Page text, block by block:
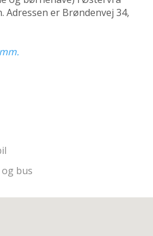
Adressen er Brøndenvej 34,
bus